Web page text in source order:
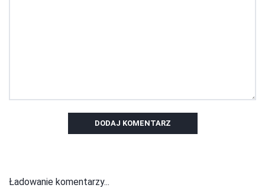
DODAJ KOMENTARZ
Ładowanie komentarzy...